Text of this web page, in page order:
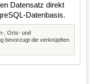
Datensatz direkt
Datenbasis.
, Orts- und
bevorzugt die verknüpften